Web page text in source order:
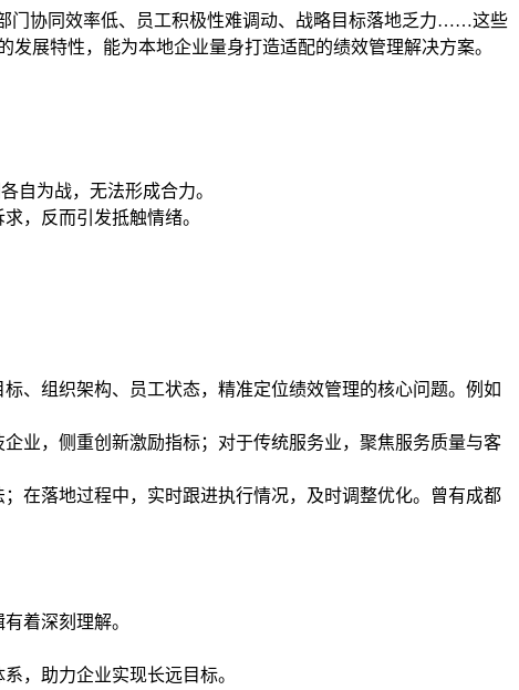
门协同效率低、员工积极性难调动、战略目标落地乏力……这些
展特性，能为本地企业量身打造适配的绩效管理解决方案。
自为战，无法形成合力。
，反而引发抵触情绪。
、组织架构、员工状态，精准定位绩效管理的核心问题。例如
业，侧重创新激励指标；对于传统服务业，聚焦服务质量与客
在落地过程中，实时跟进执行情况，及时调整优化。曾有成都
着深刻理解。
，助力企业实现长远目标。